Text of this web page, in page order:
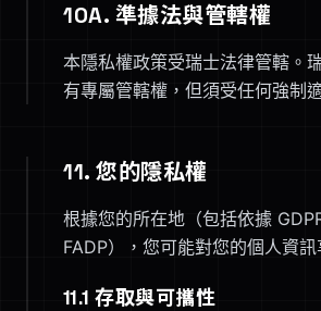
10A. 準據法與管轄權
本隱私權政策受瑞士法律管轄。
有專屬管轄權，但須受任何強制
11. 您的隱私權
根據您的所在地（包括依據
FADP），您可能對您的個人資訊
11.1 存取與可攜性